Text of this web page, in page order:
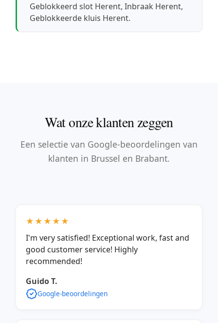
Geblokkeerd slot Herent, Inbraak Herent,
Geblokkeerde kluis Herent.
Wat onze klanten zeggen
Een selectie van Google-beoordelingen van
klanten in Brussel en Brabant.
★★★★★
I'm very satisfied! Exceptional work, fast and
good customer service! Highly
recommended!
Guido T.
Google-beoordelingen